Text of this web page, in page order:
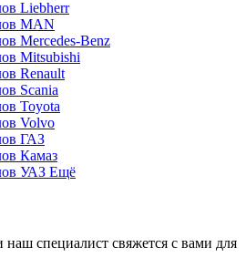
Ещё
наш специалист свяжется с вами для